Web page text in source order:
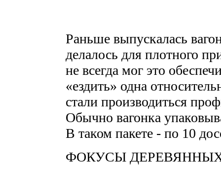
Раньше выпускалась
делалось для плотного
не всегда мог это
«ездить» одна
стали производиться
Обычно вагонка
В таком пакете - по 10
ФОКУСЫ